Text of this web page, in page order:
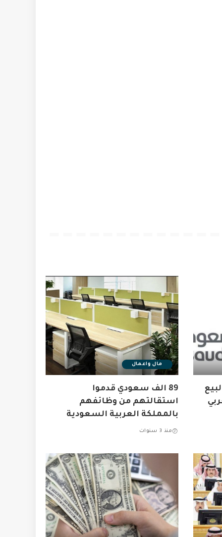
مال واعمال
89 الف سعودي قدموا
استقالتهم من وظائفهم
بالمملكة العربية السعودية
منذ 3 سنوات